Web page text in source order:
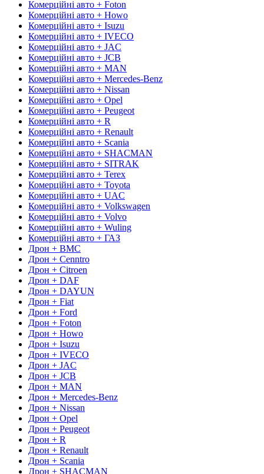
Комерційні авто + Foton
Комерційні авто + Howo
Комерційні авто + Isuzu
Комерційні авто + IVECO
Комерційні авто + JAC
Комерційні авто + JCB
Комерційні авто + MAN
Комерційні авто + Mercedes-Benz
Комерційні авто + Nissan
Комерційні авто + Opel
Комерційні авто + Peugeot
Комерційні авто + R
Комерційні авто + Renault
Комерційні авто + Scania
Комерційні авто + SHACMAN
Комерційні авто + SITRAK
Комерційні авто + Terex
Комерційні авто + Toyota
Комерційні авто + UAC
Комерційні авто + Volkswagen
Комерційні авто + Volvo
Комерційні авто + Wuling
Комерційні авто + ГАЗ
Дрон + BMC
Дрон + Cenntro
Дрон + Citroen
Дрон + DAF
Дрон + DAYUN
Дрон + Fiat
Дрон + Ford
Дрон + Foton
Дрон + Howo
Дрон + Isuzu
Дрон + IVECO
Дрон + JAC
Дрон + JCB
Дрон + MAN
Дрон + Mercedes-Benz
Дрон + Nissan
Дрон + Opel
Дрон + Peugeot
Дрон + R
Дрон + Renault
Дрон + Scania
Дрон + SHACMAN